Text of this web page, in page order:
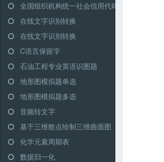
全国组织机构统一社会信用代码查询
在线文字识别转换
在线文字识别转换
C语言保留字
石油工程专业英语识图题
地形图模拟题单选
地形图模拟题多选
音频转文字
基于三维散点绘制三维曲面图
化学元素周期表
数据归一化